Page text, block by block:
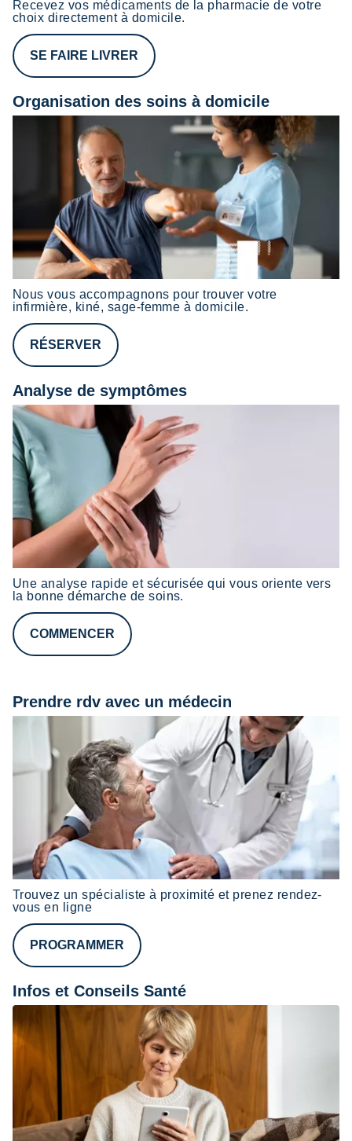
Recevez vos médicaments de la pharmacie de votre
choix directement à domicile.
SE FAIRE LIVRER
Organisation des soins à domicile
Nous vous accompagnons pour trouver votre
infirmière, kiné, sage-femme à domicile.
RÉSERVER
Analyse de symptômes
Une analyse rapide et sécurisée qui vous oriente vers
la bonne démarche de soins.
COMMENCER
Prendre rdv avec un médecin
Trouvez un spécialiste à proximité et prenez rendez-
vous en ligne
PROGRAMMER
Infos et Conseils Santé